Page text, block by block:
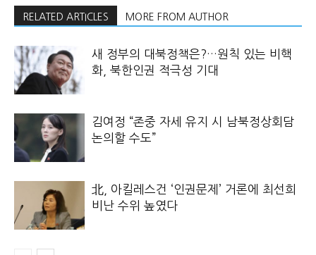
RELATED ARTICLES MORE FROM AUTHOR
새 정부의 대북정책은?…원칙 있는 비핵
화, 북한인권 적극성 기대
김여정 “존중 자세 유지 시 남북정상회담
논의할 수도”
北, 아킬레스건 ‘인권문제’ 거론에 최선희
비난 수위 높였다